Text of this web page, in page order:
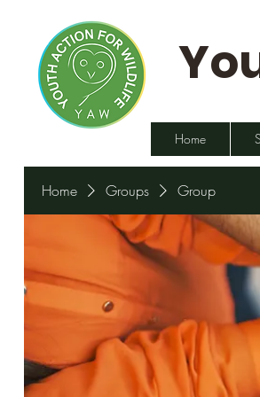
Home
Home Groups Group